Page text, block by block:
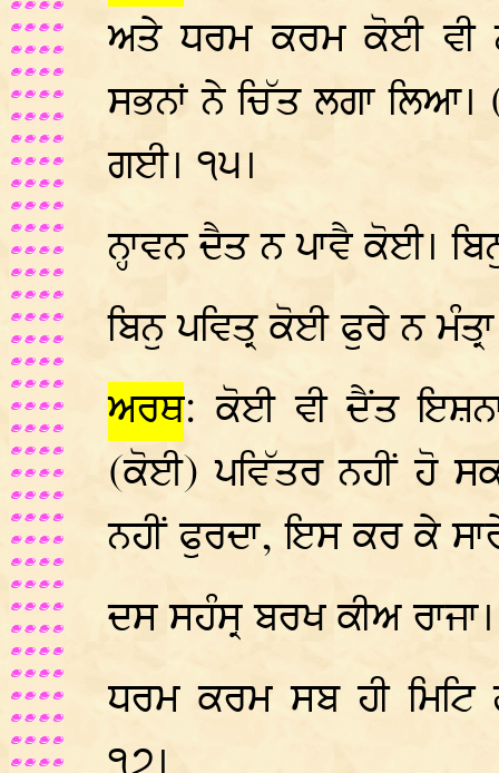
ਅਤੇ ਧਰਮ ਕਰਮ ਕੋਈ ਵੀ
ਸਭਨਾਂ ਨੇ ਚਿੱਤ ਲਗਾ
ਗਈ। ੧੫।
ਨ੍ਹਾਵਨ ਦੈਤ ਨ ਪਾਵੈ ਕੋਈ।
ਬਿਨੁ ਪਵਿਤ੍ਰ ਕੋਈ ਫੁਰੇ ਨ
ਅਰਥ: ਕੋਈ ਵੀ ਦੈਂਤ
(ਕੋਈ) ਪਵਿੱਤਰ ਨਹੀਂ ਹੋ
ਨਹੀਂ ਫੁਰਦਾ, ਇਸ ਕਰ ਕੇ
ਦਸ ਸਹੰਸ੍ਰ ਬਰਖ ਕੀਅ
ਧਰਮ ਕਰਮ ਸਬ ਹੀ